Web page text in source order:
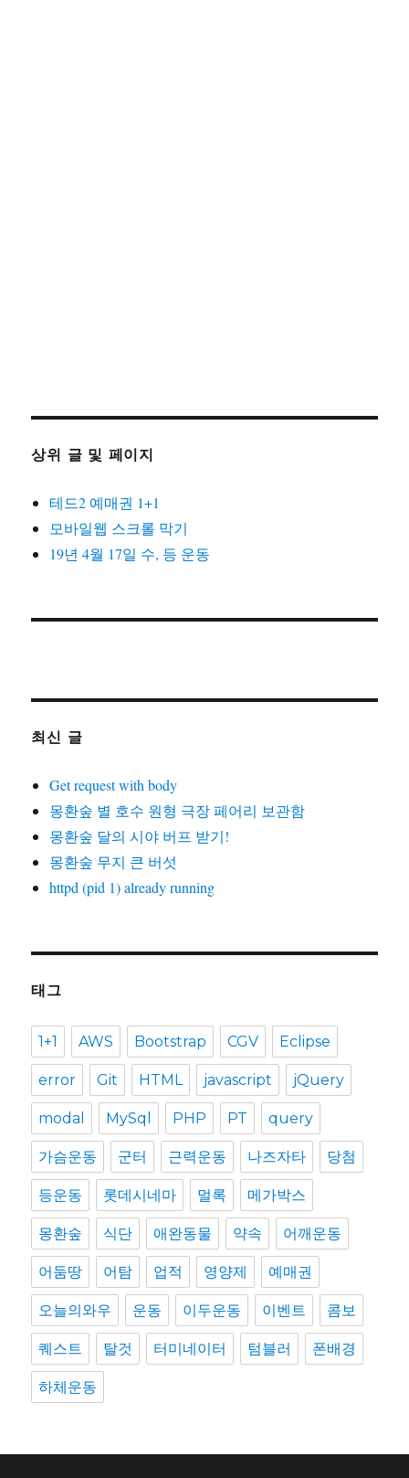
상위 글 및 페이지
테드2 예매권 1+1
모바일웹 스크롤 막기
19년 4월 17일 수, 등 운동
최신 글
Get request with body
몽환숲 별 호수 원형 극장 페어리 보관함
몽환숲 달의 시야 버프 받기!
몽환숲 무지 큰 버섯
httpd (pid 1) already running
태그
1+1 AWS Bootstrap CGV Eclipse
error Git HTML javascript jQuery
modal MySql PHP PT query
가슴운동 군터 근력운동 나즈자타 당첨
등운동 롯데시네마 멀록 메가박스
몽환숲 식단 애완동물 약속 어깨운동
어둠땅 어탐 업적 영양제 예매권
오늘의와우 운동 이두운동 이벤트 콤보
퀘스트 탈것 터미네이터 텀블러 폰배경
하체운동